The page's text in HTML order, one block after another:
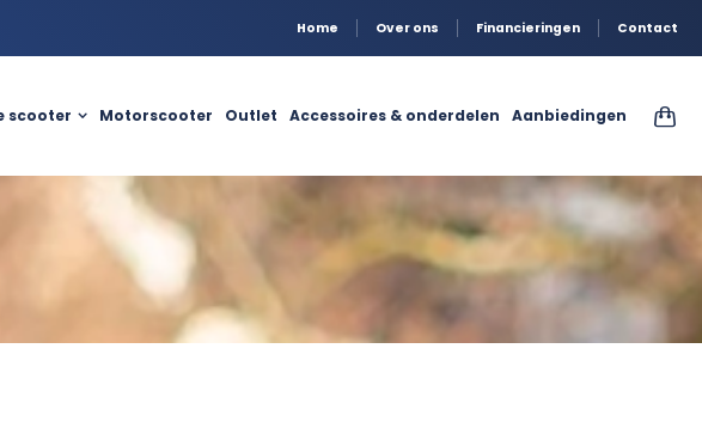
Home Over ons Financieringen Contact
scooter Motorscooter Outlet Accessoires & onderdelen Aanbiedingen